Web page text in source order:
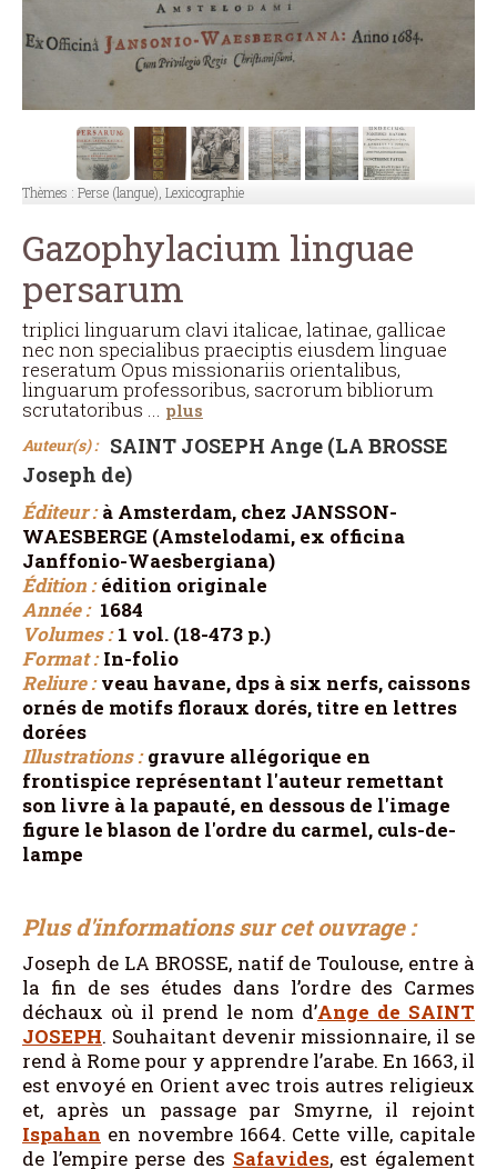
Thèmes : Perse (langue), Lexicographie
Gazophylacium linguae
persarum
triplici linguarum clavi italicae, latinae, gallicae
nec non specialibus praeciptis eiusdem linguae
reseratum Opus missionariis orientalibus,
linguarum professoribus, sacrorum bibliorum
scrutatoribus ... plus
Auteur(s) :
SAINT JOSEPH Ange (LA BROSSE
Joseph de)
Éditeur :à Amsterdam, chez JANSSON-
WAESBERGE (Amstelodami, ex officina
Janffonio-Waesbergiana)
Édition :édition originale
Année :1684
Volumes :1 vol. (18-473 p.)
Format :In-folio
Reliure :veau havane, dps à six nerfs, caissons
ornés de motifs floraux dorés, titre en lettres
dorées
Illustrations :gravure allégorique en
frontispice représentant l'auteur remettant
son livre à la papauté, en dessous de l'image
figure le blason de l'ordre du carmel, culs-de-
lampe
Plus d'informations sur cet ouvrage :
Joseph de LA BROSSE, natif de Toulouse, entre à
la fin de ses études dans l’ordre des Carmes
déchaux où il prend le nom d’Ange de SAINT
JOSEPH. Souhaitant devenir missionnaire, il se
rend à Rome pour y apprendre l’arabe. En 1663, il
est envoyé en Orient avec trois autres religieux
et, après un passage par Smyrne, il rejoint
Ispahan en novembre 1664. Cette ville, capitale
de l’empire perse des Safavides, est également